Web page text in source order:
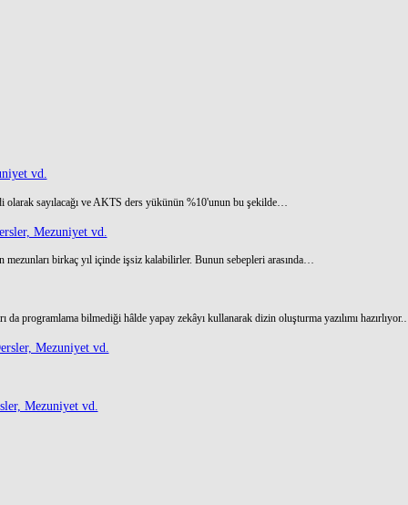
vd.
sayılacağı ve AKTS ders yükünün %10'unun bu şekilde…
Mezuniyet vd.
birkaç yıl içinde işsiz kalabilirler. Bunun sebepleri arasında…
da programlama bilmediği hâlde yapay zekâyı kullanarak dizin oluşturma yazılımı
Mezuniyet vd.
Mezuniyet vd.